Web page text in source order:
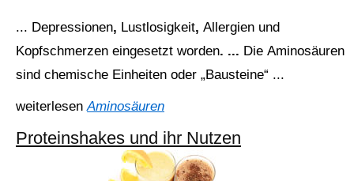
... Depressionen, Lustlosigkeit, Allergien und
Kopfschmerzen eingesetzt worden. ... Die Aminosäuren
sind chemische Einheiten oder „Bausteine“ ...
weiterlesenAminosäuren
Proteinshakes und ihr Nutzen